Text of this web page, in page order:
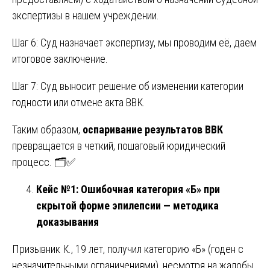
экспертизы в нашем учреждении.
Шаг 6: Суд назначает экспертизу, мы проводим её, даем
итоговое заключение.
Шаг 7: Суд выносит решение об изменении категории
годности или отмене акта ВВК.
Таким образом, оспаривание результатов ВВК
превращается в четкий, пошаговый юридический
процесс. 🗂️✅
Кейс №1: Ошибочная категория «Б» при
скрытой форме эпилепсии — методика
доказывания
Призывник К., 19 лет, получил категорию «Б» (годен с
незначительными ограничениями), несмотря на жалобы